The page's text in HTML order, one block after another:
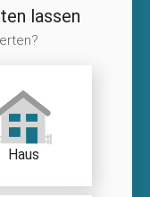
lassen
Haus